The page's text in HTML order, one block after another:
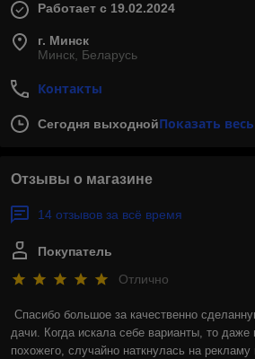
Работает с 19.02.2024
г. Минск
Минск, Беларусь
Контакты
Сегодня выходнойПоказать
Отзывы о магазине
14 отзывов за всё время
Покупатель
Отлично
Спасибо большое за качественно
дачи. Когда искала себе варианты, то даже
похожего, случайно наткнулась на